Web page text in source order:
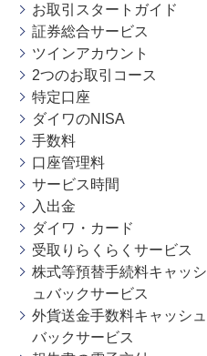
お取引スタートガイド
証券総合サービス
ツインアカウント
2つのお取引コース
特定口座
ダイワのNISA
手数料
口座管理料
サービス時間
入出金
ダイワ・カード
受取りらくらくサービス
株式等預替手続料キャッシ
ュバックサービス
外貨送金手数料キャッシュ
バックサービス